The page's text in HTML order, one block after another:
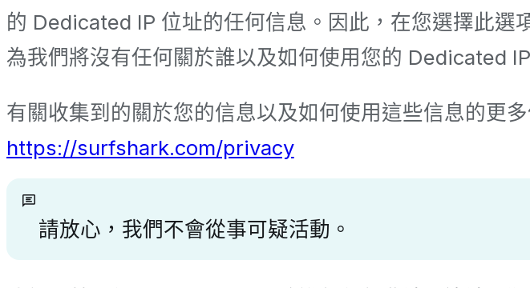
的 Dedicated IP 位址的任何信息。因此，在您選擇此選
為我們將沒有任何關於誰以及如何使用您的 Dedicated
有關收集到的關於您的信息以及如何使用這些信息的更
https://surfshark.com/privacy
請放心，我們不會從事可疑活動。